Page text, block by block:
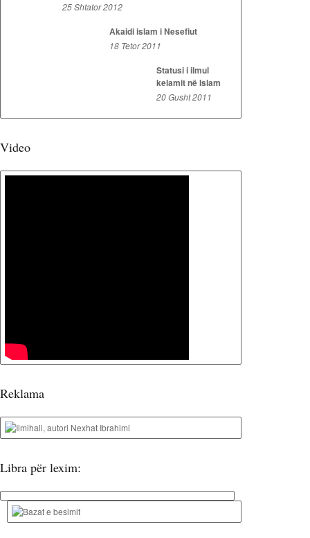
25 Shtator 2012
Akaidi islam i Nesefiut
18 Tetor 2011
Statusi i ilmul
kelamit në Islam
20 Gusht 2011
Video
Reklama
Libra për lexim: